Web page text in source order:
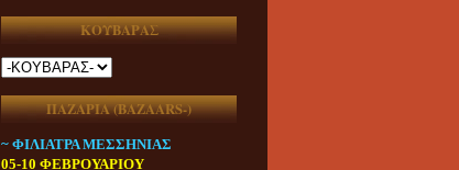
ΚΟΥΒΑΡΑΣ
ΠΑΖΑΡΙΑ (ΒAZAARS-)
~ ΦΙΛΙΑΤΡΑ ΜΕΣΣΗΝΙΑΣ
05-10 ΦΕΒΡΟΥΑΡΙΟΥ